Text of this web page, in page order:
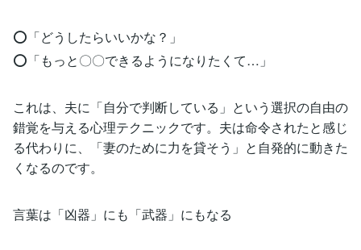
⭕「どうしたらいいかな？」
⭕「もっと〇〇できるようになりたくて…」
これは、夫に「自分で判断している」という選択の自由の
錯覚を与える心理テクニックです。夫は命令されたと感じ
る代わりに、「妻のために力を貸そう」と自発的に動きた
くなるのです。
言葉は「凶器」にも「武器」にもなる